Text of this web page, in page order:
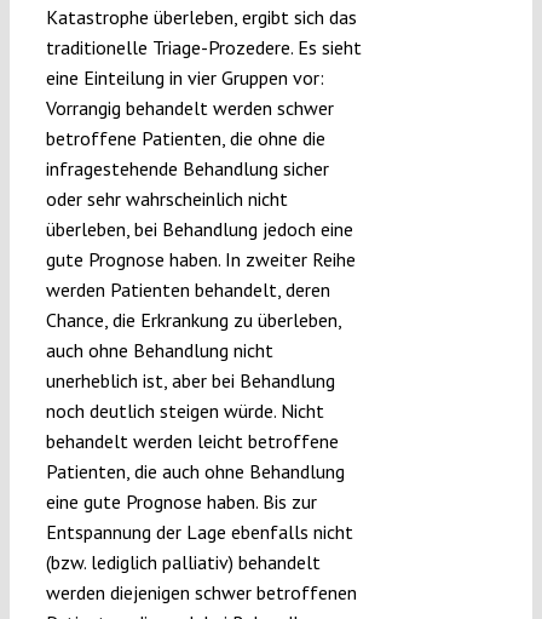
Katastrophe überleben, ergibt sich das
traditionelle Triage-Prozedere. Es sieht
eine Einteilung in vier Gruppen vor:
Vorrangig behandelt werden schwer
betroffene Patienten, die ohne die
infragestehende Behandlung sicher
oder sehr wahrscheinlich nicht
überleben, bei Behandlung jedoch eine
gute Prognose haben. In zweiter Reihe
werden Patienten behandelt, deren
Chance, die Erkrankung zu überleben,
auch ohne Behandlung nicht
unerheblich ist, aber bei Behandlung
noch deutlich steigen würde. Nicht
behandelt werden leicht betroffene
Patienten, die auch ohne Behandlung
eine gute Prognose haben. Bis zur
Entspannung der Lage ebenfalls nicht
(bzw. lediglich palliativ) behandelt
werden diejenigen schwer betroffenen